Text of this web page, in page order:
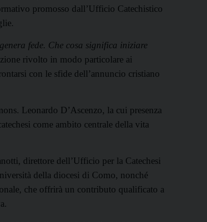
promosso dall’Ufficio Catechistico
fede. Che cosa significa iniziare
rivolto in modo particolare ai
con le sfide dell’annuncio cristiano
Leonardo D’Ascenzo, la cui presenza
come ambito centrale della vita
direttore dell’Ufficio per la Catechesi
della diocesi di Como, nonché
che offrirà un contributo qualificato a